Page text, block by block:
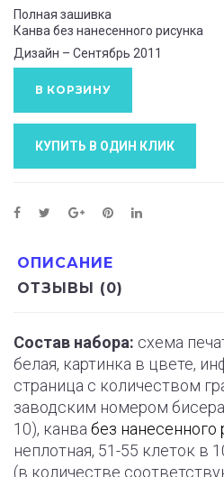
Полная зашивка
Канва без нанесенного рисунка
Дизайн – Сентябрь 2011
В КОРЗИНУ
КУПИТЬ В ОДИН КЛИК
ОПИСАНИЕ
ОТЗЫВЫ (0)
Состав набора: схема
белая, картинка в цвете,
страница с количеством
заводским номером
10), канва без нанесенного
неплотная, 51-55 клеток в
(в количестве